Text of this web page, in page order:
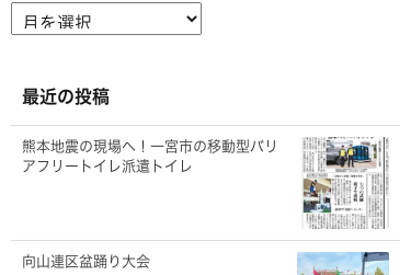
ー
ブ
最近の投稿
熊本地震の現場へ！一宮市の移動型バリ
アフリートイレ派遣トイレ
向山連区盆踊り大会